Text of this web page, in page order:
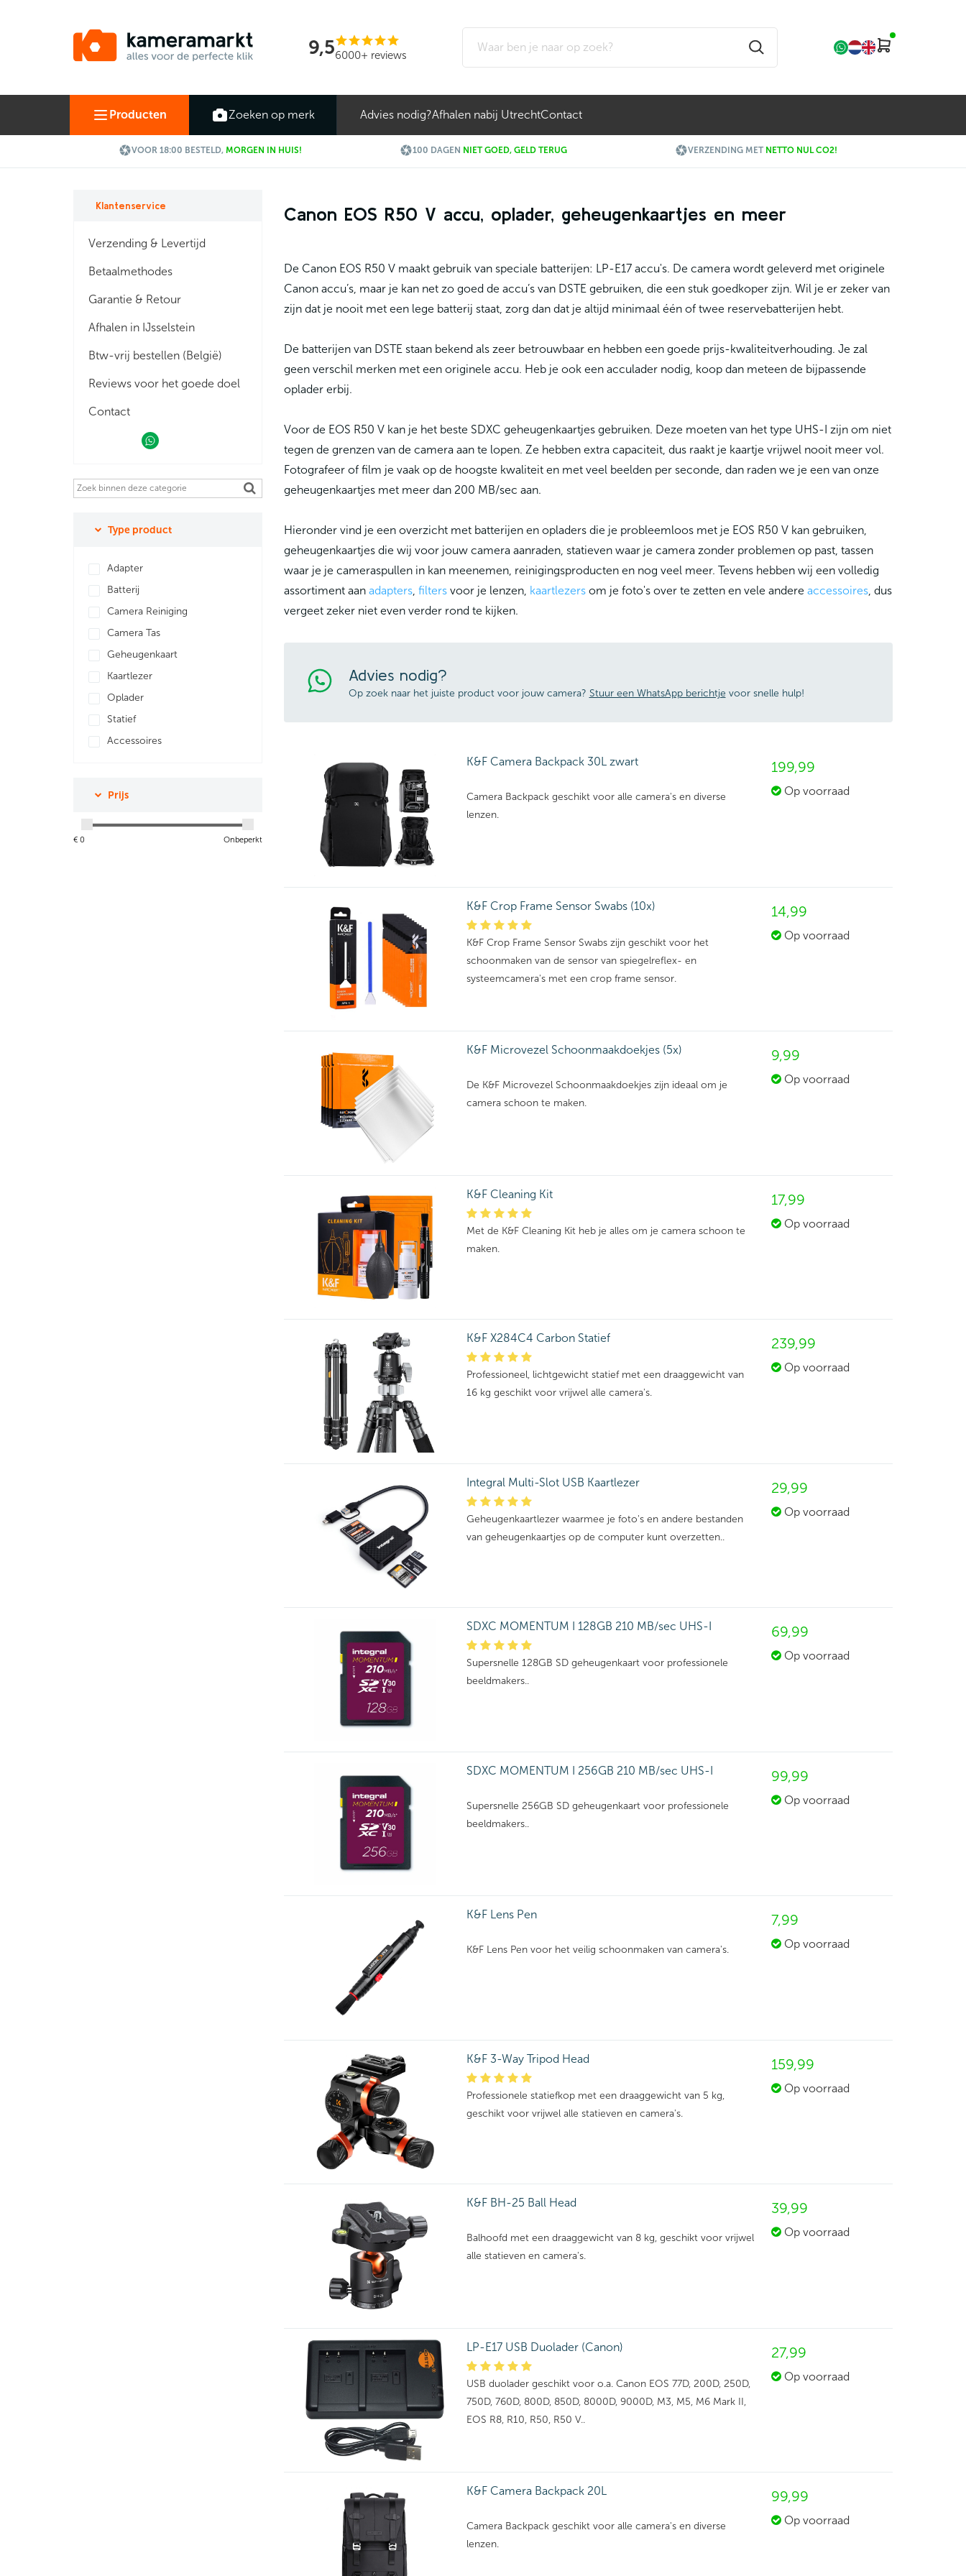
9,56000+ reviews
Producten Zoeken op merk Advies nodig?Afhalen nabij UtrechtContact
VOOR 18:00 BESTELD, MORGEN IN HUIS! 100 DAGEN NIET GOED, GELD TERUG VERZENDING MET NETTO NUL CO2!
Klantenservice
Verzending & Levertijd
Betaalmethodes
Garantie & Retour
Afhalen in IJsselstein
Btw-vrij bestellen (België)
Reviews voor het goede doel
Contact
Type product
Adapter
Batterij
Camera Reiniging
Camera Tas
Geheugenkaart
Kaartlezer
Oplader
Statief
Accessoires
Prijs
€ 0 Onbeperkt
Canon EOS R50 V accu, oplader, geheugenkaartjes en meer
De Canon EOS R50 V maakt gebruik van speciale batterijen: LP-E17 accu's. De camera wordt geleverd met originele
Canon accu’s, maar je kan net zo goed de accu’s van DSTE gebruiken, die een stuk goedkoper zijn. Wil je er zeker van
zijn dat je nooit met een lege batterij staat, zorg dan dat je altijd minimaal één of twee reservebatterijen hebt.
De batterijen van DSTE staan bekend als zeer betrouwbaar en hebben een goede prijs-kwaliteitverhouding. Je zal
geen verschil merken met een originele accu. Heb je ook een acculader nodig, koop dan meteen de bijpassende
oplader erbij.
Voor de EOS R50 V kan je het beste SDXC geheugenkaartjes gebruiken. Deze moeten van het type UHS-I zijn om niet
tegen de grenzen van de camera aan te lopen. Ze hebben extra capaciteit, dus raakt je kaartje vrijwel nooit meer vol.
Fotografeer of film je vaak op de hoogste kwaliteit en met veel beelden per seconde, dan raden we je een van onze
geheugenkaartjes met meer dan 200 MB/sec aan.
Hieronder vind je een overzicht met batterijen en opladers die je probleemloos met je EOS R50 V kan gebruiken,
geheugenkaartjes die wij voor jouw camera aanraden, statieven waar je camera zonder problemen op past, tassen
waar je je cameraspullen in kan meenemen, reinigingsproducten en nog veel meer. Tevens hebben wij een volledig
assortiment aan adapters, filtersvoor je lenzen, kaartlezersom je foto's over te zetten en vele andere accessoires, dus
vergeet zeker niet even verder rond te kijken.
Advies nodig?
Op zoek naar het juiste product voor jouw camera? Stuur een WhatsApp berichtje voor snelle hulp!
K&F Camera Backpack 30L zwart
Camera Backpack geschikt voor alle camera's en diverse
lenzen.
199,99
Op voorraad
K&F Crop Frame Sensor Swabs (10x)
K&F Crop Frame Sensor Swabs zijn geschikt voor het
schoonmaken van de sensor van spiegelreflex- en
systeemcamera's met een crop frame sensor.
14,99
Op voorraad
K&F Microvezel Schoonmaakdoekjes (5x)
De K&F Microvezel Schoonmaakdoekjes zijn ideaal om je
camera schoon te maken.
9,99
Op voorraad
K&F Cleaning Kit
Met de K&F Cleaning Kit heb je alles om je camera schoon te
maken.
17,99
Op voorraad
K&F X284C4 Carbon Statief
Professioneel, lichtgewicht statief met een draaggewicht van
16 kg geschikt voor vrijwel alle camera's.
239,99
Op voorraad
Integral Multi-Slot USB Kaartlezer
Geheugenkaartlezer waarmee je foto's en andere bestanden
van geheugenkaartjes op de computer kunt overzetten..
29,99
Op voorraad
SDXC MOMENTUM I 128GB 210 MB/sec UHS-I
Supersnelle 128GB SD geheugenkaart voor professionele
beeldmakers..
69,99
Op voorraad
SDXC MOMENTUM I 256GB 210 MB/sec UHS-I
Supersnelle 256GB SD geheugenkaart voor professionele
beeldmakers..
99,99
Op voorraad
K&F Lens Pen
K&F Lens Pen voor het veilig schoonmaken van camera's.
7,99
Op voorraad
K&F 3-Way Tripod Head
Professionele statiefkop met een draaggewicht van 5 kg,
geschikt voor vrijwel alle statieven en camera's.
159,99
Op voorraad
K&F BH-25 Ball Head
Balhoofd met een draaggewicht van 8 kg, geschikt voor vrijwel
alle statieven en camera's.
39,99
Op voorraad
LP-E17 USB Duolader (Canon)
USB duolader geschikt voor o.a. Canon EOS 77D, 200D, 250D,
750D, 760D, 800D, 850D, 8000D, 9000D, M3, M5, M6 Mark II,
EOS R8, R10, R50, R50 V..
27,99
Op voorraad
K&F Camera Backpack 20L
Camera Backpack geschikt voor alle camera's en diverse
lenzen.
99,99
Op voorraad